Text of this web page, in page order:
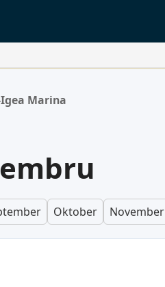
Marina
Oktober November